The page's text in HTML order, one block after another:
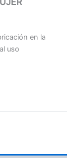
en la
uso